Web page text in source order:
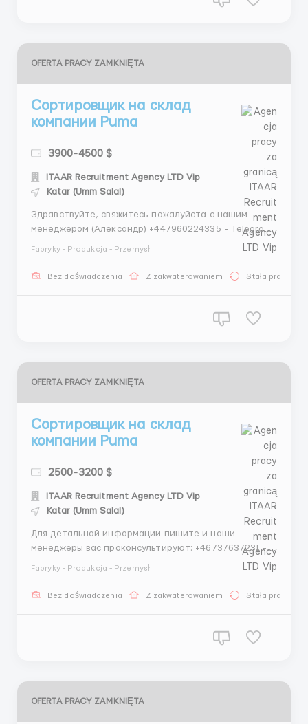
OFERTA PRACY ZAMKNIĘTA
Сортировщик на склад
компании Puma
3900-4500 $
ITAAR Recruitment Agency LTD Vip
Katar (Umm Salal)
Здравствуйте, свяжитесь пожалуйста с нашим
менеджером (Александр) +447960224335 - Telegram
Agency Ltd: Company Number 12549618 Наши
Fabryky - Produkcja - Przemysł
Bez doświadczenia Z zakwaterowaniem Stała praca
OFERTA PRACY ZAMKNIĘTA
Сортировщик на склад
компании Puma
2500-3200 $
ITAAR Recruitment Agency LTD Vip
Katar (Umm Salal)
Для детальной информации пишите и наши
менеджеры вас проконсультируют: +46737637231 -
Recruitment Agency Ltd: Company Number 12549618
Fabryky - Produkcja - Przemysł
Bez doświadczenia Z zakwaterowaniem Stała praca
OFERTA PRACY ZAMKNIĘTA